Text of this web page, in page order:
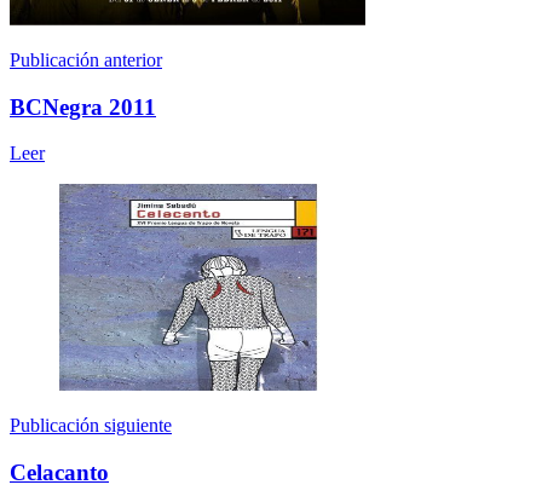
Publicación anterior
BCNegra 2011
Leer
Publicación siguiente
Celacanto